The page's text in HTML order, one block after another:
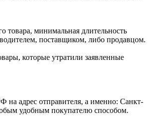
товара, минимальная длительность
поставщиком, либо продавцом.
которые утратили заявленные
на адрес отправителя, а именно: Санкт-
удобным покупателю способом.